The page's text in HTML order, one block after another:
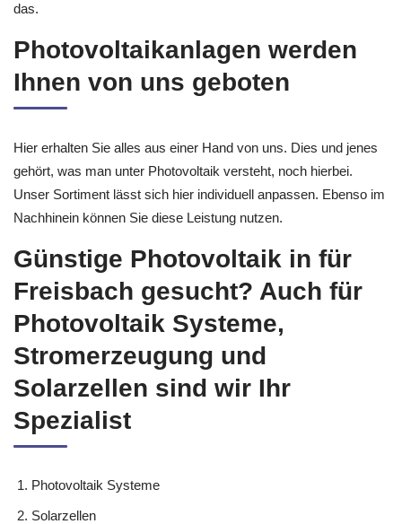
das.
Photovoltaikanlagen werden
Ihnen von uns geboten
Hier erhalten Sie alles aus einer Hand von uns. Dies und jenes
gehört, was man unter Photovoltaik versteht, noch hierbei.
Unser Sortiment lässt sich hier individuell anpassen. Ebenso im
Nachhinein können Sie diese Leistung nutzen.
Günstige Photovoltaik in für
Freisbach gesucht? Auch für
Photovoltaik Systeme,
Stromerzeugung und
Solarzellen sind wir Ihr
Spezialist
Photovoltaik Systeme
Solarzellen